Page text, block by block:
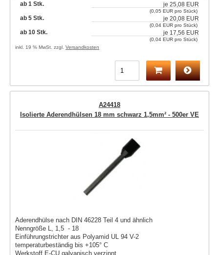
ab 1 Stk.
je 25,08 EUR
(0,05 EUR pro Stück)
ab 5 Stk. je 20,08 EUR
(0,04 EUR pro Stück)
ab 10 Stk. je 17,56 EUR
(0,04 EUR pro Stück)
inkl. 19 % MwSt. zzgl. Versandkosten
A24418
Isolierte Aderendhülsen 18 mm schwarz 1,5mm² - 500er VE
Aderendhülse nach DIN 46228 Teil 4 und ähnlich
Nenngröße L, 1,5 - 18
Einführungstrichter aus Polyamid UL 94 V-2
temperaturbeständig bis +105° C
Werkstoff E-CU galvanisch verzinnt